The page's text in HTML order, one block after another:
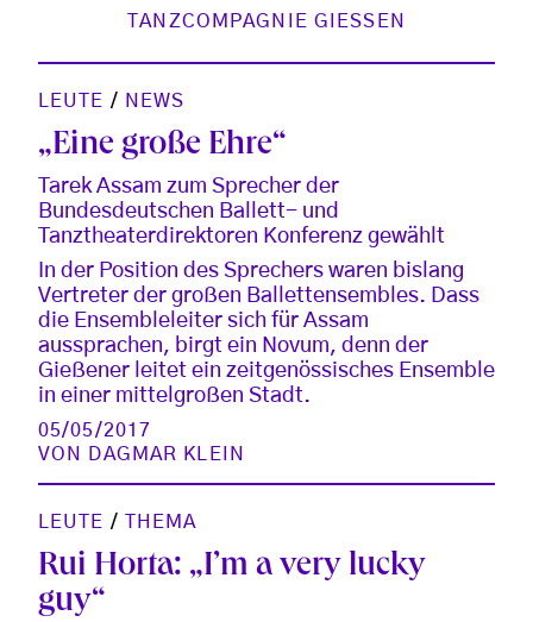
TANZCOMPAGNIE GIESSEN
LEUTE / NEWS
„Eine große Ehre“
Tarek Assam zum Sprecher der
Bundesdeutschen Ballett- und
Tanztheaterdirektoren Konferenz gewählt
In der Position des Sprechers waren bislang
Vertreter der großen Ballettensembles. Dass
die Ensembleleiter sich für Assam
aussprachen, birgt ein Novum, denn der
Gießener leitet ein zeitgenössisches Ensemble
in einer mittelgroßen Stadt.
05/05/2017
VON
DAGMAR KLEIN
LEUTE / THEMA
Rui Horta: „I’m a very lucky
guy“